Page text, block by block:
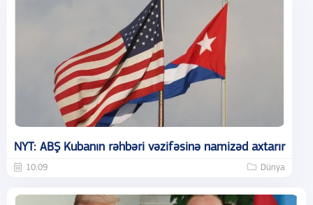
NYT: ABŞ Kubanın rəhbəri vəzifəsinə namizəd axtarır
10:09 Dünya